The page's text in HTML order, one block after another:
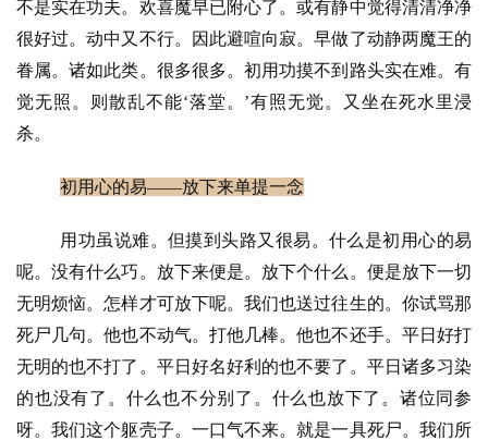
资
讯
八
点
不是实在功夫。欢喜魔早已附心了。或有静中觉得清清净净
很好过。动中又不行。因此避喧向寂。早做了动静两魔王的
眷属。诸如此类。很多很多。初用功摸不到路头实在难。有
觉无照。则散乱不能‘落堂。’有照无觉。又坐在死水里浸
杀。
初用心的易——放下来单提一念
用功虽说难。但摸到头路又很易。什么是初用心的易
呢。没有什么巧。放下来便是。放下个什么。便是放下一切
无明烦恼。怎样才可放下呢。我们也送过往生的。你试骂那
死尸几句。他也不动气。打他几棒。他也不还手。平日好打
无明的也不打了。平日好名好利的也不要了。平日诸多习染
的也没有了。什么也不分别了。什么也放下了。诸位同参
呀。我们这个躯壳子。一口气不来。就是一具死尸。我们所